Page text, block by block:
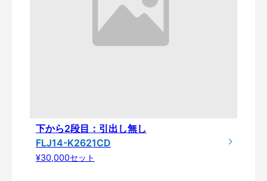
下から2段目：引出し無し
FLJ14-K2621CD
¥30,000セット